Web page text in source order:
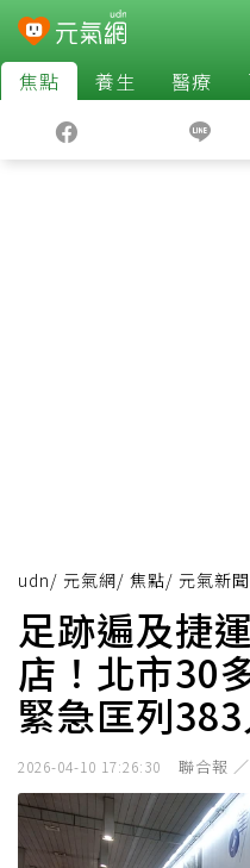
焦點 養生 醫療
udn/ 元氣網/ 焦點/ 元氣新聞
足跡遍及捷
店！北市30
緊急匡列
2026-04-10 17:26:30 聯合報